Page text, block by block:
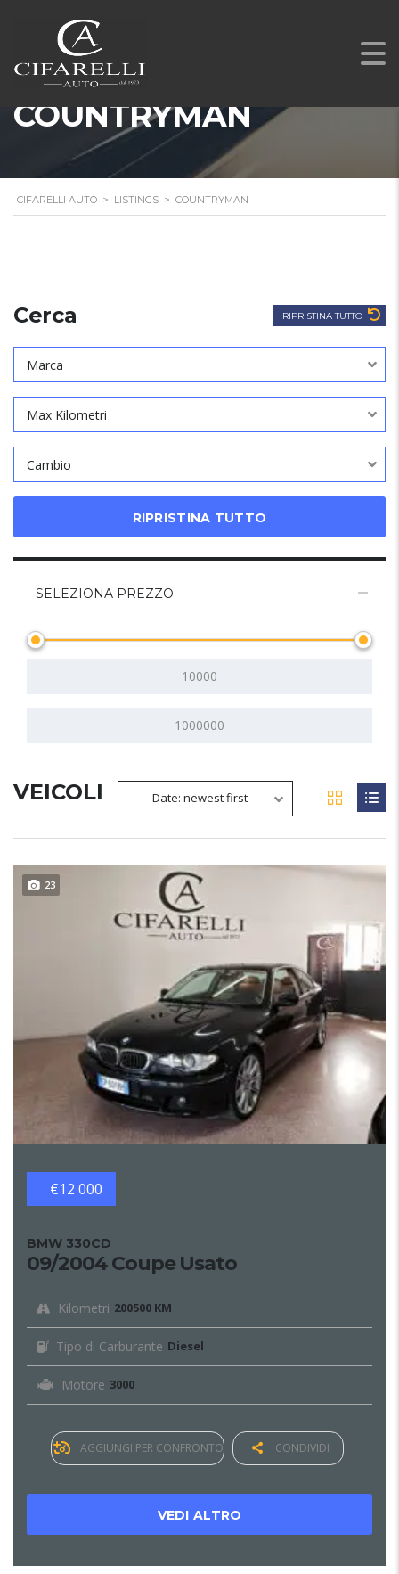
COUNTRYMAN
CIFARELLI AUTO > LISTINGS > COUNTRYMAN
Cerca RIPRISTINA TUTTO
Marca
Max Kilometri
Cambio
RIPRISTINA TUTTO
SELEZIONA PREZZO
VEICOLI Date: newest first
23
€12 000
BMW 330CD
09/2004 Coupe Usato
Kilometri 200500 KM
Tipo di Carburante Diesel
Motore 3000
AGGIUNGI PER CONFRONTO CONDIVIDI
VEDI ALTRO